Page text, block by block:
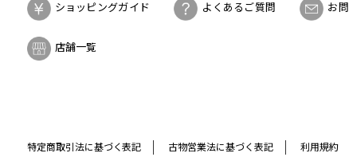
ショッピングガイド よくあるご質問 お
店舗一覧
特定商取引法に基づく表記 古物営業法に基づく表記 利用規約